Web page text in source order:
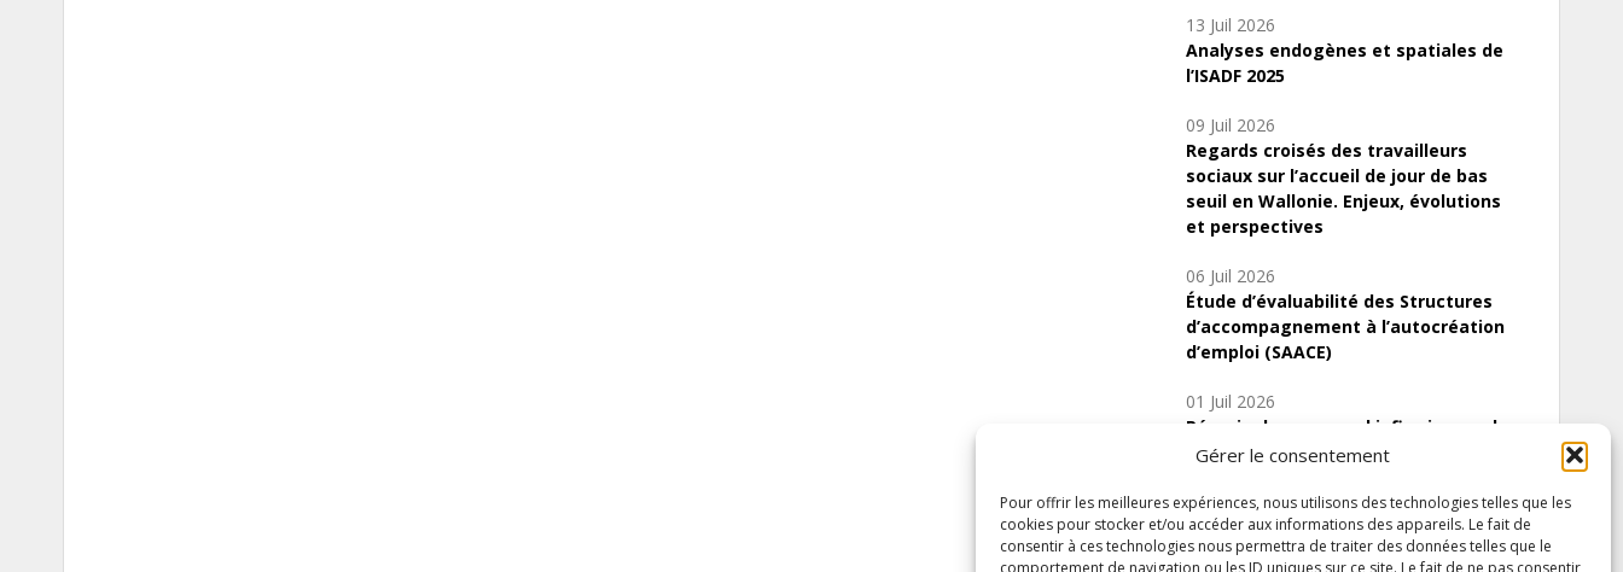
Gérer le consentement
Pour offrir les meilleures expériences, nous utilisons des technologies telles que les
cookies pour stocker et/ou accéder aux informations des appareils. Le fait de
consentir à ces technologies nous permettra de traiter des données telles que le
comportement de navigation ou les ID uniques sur ce site. Le fait de ne pas consentir
13 Juil 2026
Analyses endogènes et spatiales de
l’ISADF 2025
09 Juil 2026
Regards croisés des travailleurs
sociaux sur l’accueil de jour de bas
seuil en Wallonie. Enjeux, évolutions
et perspectives
06 Juil 2026
Étude d’évaluabilité des Structures
d’accompagnement à l’autocréation
d’emploi (SAACE)
01 Juil 2026
Pénurie du personnel infirmier :quels
indicateurs d’offre de soins pour